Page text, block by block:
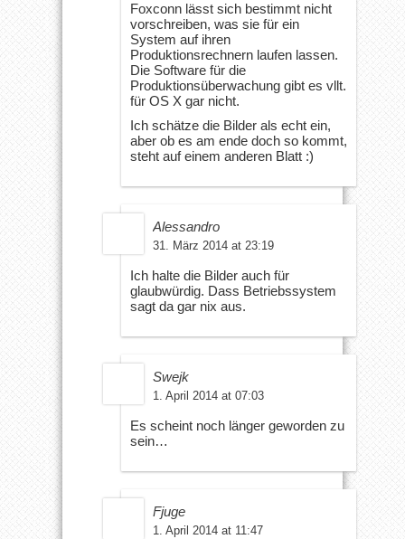
Foxconn lässt sich bestimmt nicht
vorschreiben, was sie für ein
System auf ihren
Produktionsrechnern laufen lassen.
Die Software für die
Produktionsüberwachung gibt es vllt.
für OS X gar nicht.
Ich schätze die Bilder als echt ein,
aber ob es am ende doch so kommt,
steht auf einem anderen Blatt :)
Alessandro
31. März 2014 at 23:19
Ich halte die Bilder auch für
glaubwürdig. Dass Betriebssystem
sagt da gar nix aus.
Swejk
1. April 2014 at 07:03
Es scheint noch länger geworden zu
sein…
Fjuge
1. April 2014 at 11:47